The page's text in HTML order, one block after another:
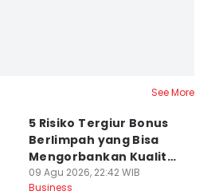
See More
5 Risiko Tergiur Bonus
Berlimpah yang Bisa
Mengorbankan Kualitas
Produk
09 Agu 2026, 22:42 WIB
Business